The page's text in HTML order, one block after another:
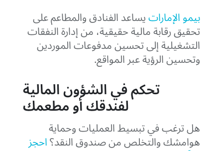
بيمو الإماراتيساعد الفنادق والمطاعم على
تحقيق رقابة مالية حقيقية، من إدارة النفقات
التشغيلية إلى تحسين مدفوعات الموردين
وتحسين الرؤية عبر المواقع.
تحكم في الشؤون المالية
لفندقك أو مطعمك
هل ترغب في تبسيط العمليات وحماية
هوامشك والتخلص من صندوق النقد؟احجز